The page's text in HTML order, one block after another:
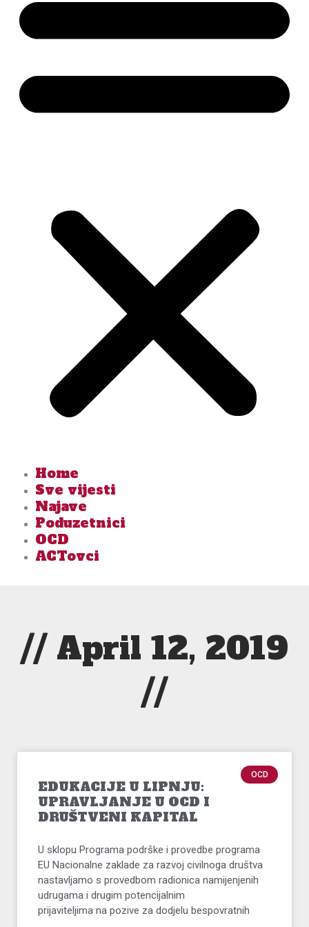
Home
Sve vijesti
Najave
Poduzetnici
OCD
ACTovci
// April 12, 2019
//
OCD
EDUKACIJE U LIPNJU:
UPRAVLJANJE U OCD I
DRUŠTVENI KAPITAL
U sklopu Programa podrške i provedbe programa
EU Nacionalne zaklade za razvoj civilnoga društva
nastavljamo s provedbom radionica namijenjenih
udrugama i drugim potencijalnim
prijaviteljima na pozive za dodjelu bespovratnih